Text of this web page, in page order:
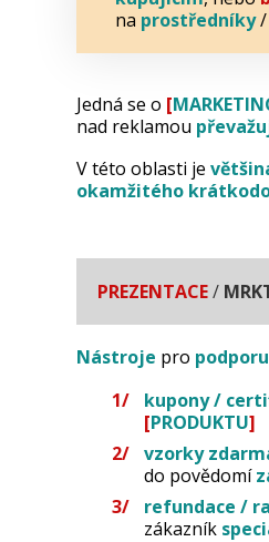
na prostředníky/
Jedná se o [
nad reklamou
V této oblasti je
okamžitého
PREZENTACE/
Nástroje pro
kupony /
[PRODUKTU]
vzorky
do povědomí
refundace /
zákazník